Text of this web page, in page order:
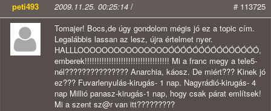
peti493 2009.11.25. 00:25:14 /
# 113725
Tomajer! Bocs,de úgy gondolom mégis jó ez a topic cím.
Legalábbis lassan az lesz, újra értelmet nyer.
HALLLOOOOOOOOOOOOOOOÓÓÓÓÓÓÓÓÓÓÓÓÓÓÓ,
emberek!!!!!!!!!!!!!!!!!!!!!!!!!!!!!!!!!!! Mi a franc megy a tele5-
nél??????????????? Anarchia, káosz. De miért??? Kinek jó
ez??? Fuvarlenyulás-kirugás- 1 nap. Nagyrádió-kirugás- 4
nap Millió panasz-kirugás-1 nap, hogy csak párat említsek!
Mi a szent sz@r van itt?????????